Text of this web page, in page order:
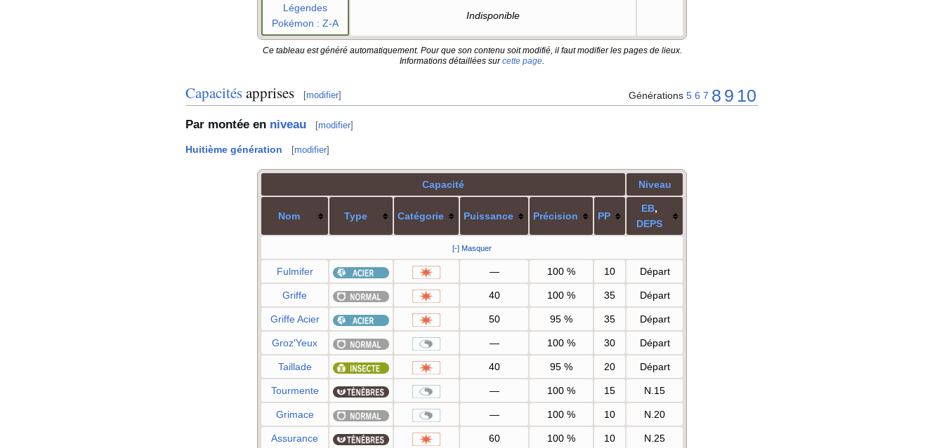
Légendes
Pokémon : Z-A
Indisponible
Ce tableau est généré automatiquement. Pour que son contenu soit modifié, il faut modifier les pages de lieux.
Informations détaillées surcette page
Capacitésapprises [modifier] Générations 5 6 7 8 9 10
Par montée en niveau [modifier]
Huitième génération [modifier]
Capacité Niveau
Nom Type Catégorie Puissance Précision PP
EB,
DEPS
[-] Masquer
Fulmifer — 100 % 10 Départ
Griffe 40 100 % 35 Départ
Griffe Acier 50 95 % 35 Départ
Groz'Yeux — 100 % 30 Départ
Taillade 40 95 % 20 Départ
Tourmente — 100 % 15 N.15
Grimace — 100 % 10 N.20
Assurance 60 100 % 10 N.25